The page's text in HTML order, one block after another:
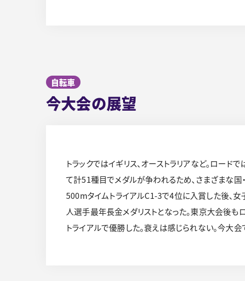
自転車
今大会の展望
トラックではイギリス、オーストラリアなど。ロード
て計51種目でメダルが争われるため、さまざまな
500mタイムトライアルC1-3で4位に入賞した後、
人選手最年長金メダリストとなった。東京大会後も
トライアルで優勝した。衰えは感じられない。今大